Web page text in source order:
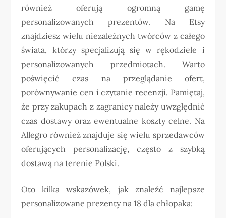
również oferują ogromną gamę
personalizowanych prezentów. Na Etsy
znajdziesz wielu niezależnych twórców z całego
świata, którzy specjalizują się w rękodziele i
personalizowanych przedmiotach. Warto
poświęcić czas na przeglądanie ofert,
porównywanie cen i czytanie recenzji. Pamiętaj,
że przy zakupach z zagranicy należy uwzględnić
czas dostawy oraz ewentualne koszty celne. Na
Allegro również znajduje się wielu sprzedawców
oferujących personalizację, często z szybką
dostawą na terenie Polski.
Oto kilka wskazówek, jak znaleźć najlepsze
personalizowane prezenty na 18 dla chłopaka: